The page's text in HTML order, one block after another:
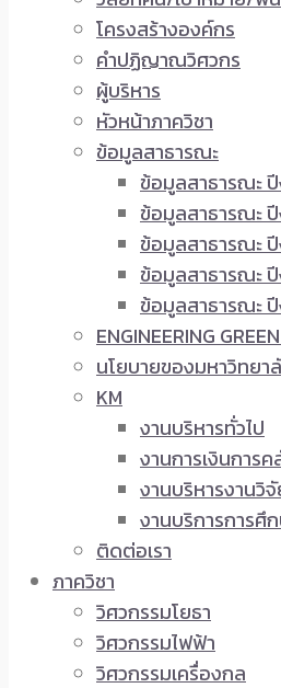
โครงสร้างองค์กร
คำปฏิญาณวิศวกร
ผู้บริหาร
หัวหน้าภาควิชา
ข้อมูลสาธารณะ
ข้อมูลสาธารณะ
ข้อมูลสาธารณะ
ข้อมูลสาธารณะ
ข้อมูลสาธารณะ
ข้อมูลสาธารณะ
ENGINEERING
นโยบายของมหาวิทยา
KM
งานบริหารทั่วไป
งานการเงินการ
งานบริหารงานวิ
งานบริการการศึ
ติดต่อเรา
ภาควิชา
วิศวกรรมโยธา
วิศวกรรมไฟฟ้า
วิศวกรรมเครื่องกล